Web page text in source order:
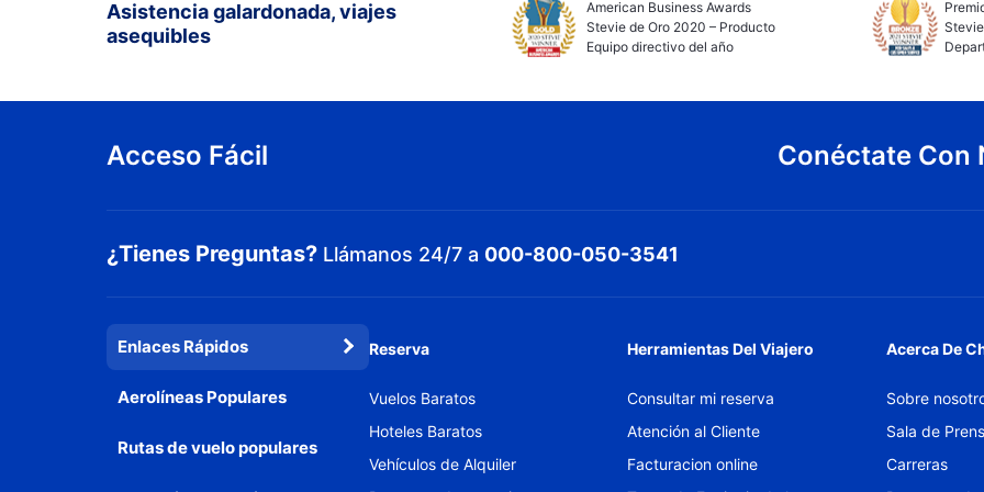
Asistencia galardonada, viajes
asequibles
American Business Awards
Stevie de Oro 2020 – Producto
Equipo directivo del año
Acceso Fácil Conéctate Con
¿Tienes Preguntas? Llámanos 24/7 a 000-800-050-3541
Enlaces Rápidos
Aerolíneas Populares
Rutas de vuelo populares
Reserva
Vuelos Baratos
Hoteles Baratos
Vehículos de Alquiler
Herramientas Del Viajero
Consultar mi reserva
Atención al Cliente
Facturacion online
Acerca De
Sobre
Sala de
Carreras